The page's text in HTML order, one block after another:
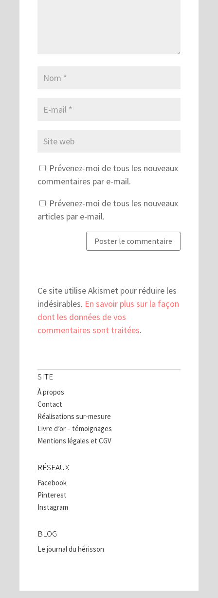
Prévenez-moi de tous les nouveaux
commentaires par e-mail.
Prévenez-moi de tous les nouveaux
articles par e-mail.
Ce site utilise Akismet pour réduire les
indésirables. En savoir plus sur la façon
dont les données de vos
commentaires sont traitées.
SITE
À propos
Contact
Réalisations sur-mesure
Livre d’or – témoignages
Mentions légales et CGV
RÉSEAUX
Facebook
Pinterest
Instagram
BLOG
Le journal du hérisson